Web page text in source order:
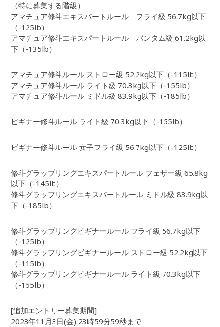
（特に募集する階級）
アマチュア修斗エキスパートルール フライ級 56.7kg以下
（-125lb）
アマチュア修斗エキスパートルール バンタム級 61.2kg以
下（-135lb）
アマチュア修斗ルール ストロー級 52.2kg以下（-115lb）
アマチュア修斗ルール ライト級 70.3kg以下（-155lb）
アマチュア修斗ルール ミドル級 83.9kg以下（-185lb）
ビギナー修斗ルール ライト級 70.3kg以下（-155lb）
ビギナー修斗ルール 女子フライ級 56.7kg以下（-125lb）
修斗グラップリングエキスパートルール フェザー級 65.8kg
以下（-145lb）
修斗グラップリングエキスパートルール ミドル級 83.9kg以
下（-185lb）
修斗グラップリングビギナールール フライ級 56.7kg以下
（-125lb）
修斗グラップリングビギナールール ストロー級 52.2kg以下
（-115lb）
修斗グラップリングビギナールール ライト級 70.3kg以下
（-155lb）
[追加エントリー募集期間]
2023年11月3日(金) 23時59分59秒まで